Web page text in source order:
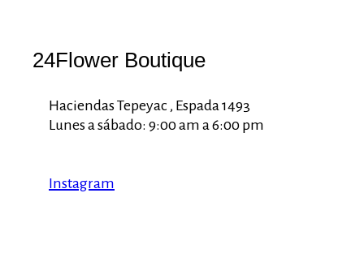
24Flower Boutique
Haciendas Tepeyac , Espada 1493
Lunes a sábado: 9:00 am a 6:00 pm
Instagram